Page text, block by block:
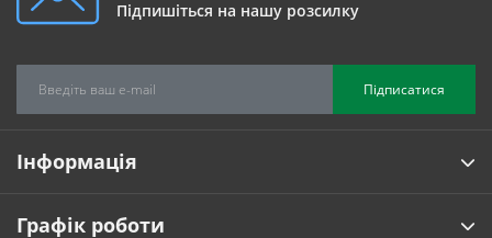
Підпишіться на нашу розсилку
Підписатися
Інформація
Графік роботи